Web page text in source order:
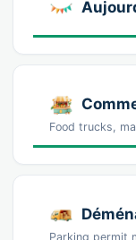
Food trucks,
Parking permit